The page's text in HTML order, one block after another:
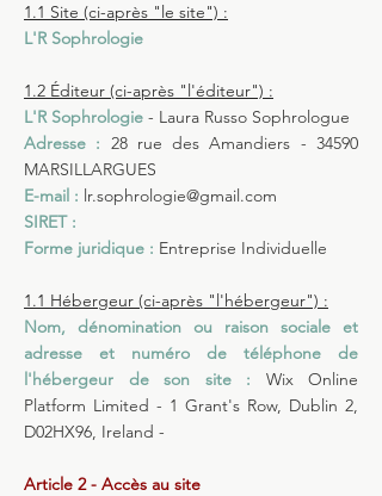
1.1 Site (ci-après "le site") :
L'R Sophrologie
1.2 Éditeur (ci-après "l'éditeur") :
L'R Sophrologie - Laura Russo Sophrologue
Adresse : 28 rue des Amandiers - 34590
MARSILLARGUES
E-mail : lr.sophrologie@gmail.com
SIRET :
Forme juridique : Entreprise Individuelle
1.1 Hébergeur (ci-après "l'hébergeur") :
Nom, dénomination ou raison sociale et
adresse et numéro de téléphone de
l'hébergeur de son site : Wix Online
Platform Limited - 1 Grant's Row, Dublin 2,
D02HX96, Ireland -
Article 2 - Accès au site